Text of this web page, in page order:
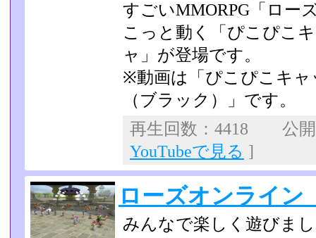
すごいMMORPG「ロー
こっと動く「ぴこぴこ
ャ」が登場です。
※動画は「ぴこぴこキ
（ブラック）」です。
再生回数：4418 公
YouTubeで見る ]
ローズオンライ
みんなで楽しく遊びま